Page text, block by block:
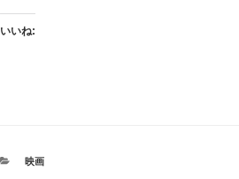
いいね:
カ
映画